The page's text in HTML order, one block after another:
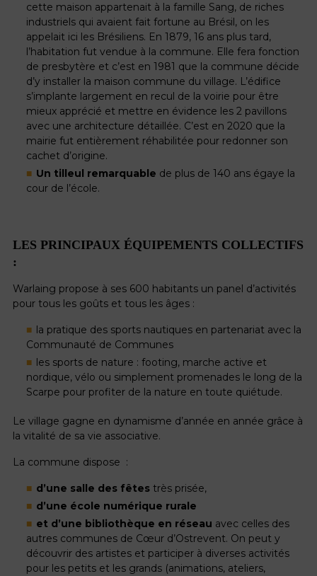
cette maison appartenait à la famille Sang, de riches
industriels qui avaient fait fortune au Brésil, on les
appelait ici les Brésiliens. En 1879, 16 ans plus tard,
l’habitation fut vendue à la commune. Elle fera fonction
de presbytère et c’est en 1981 que la commune décide
d’y installer la maison commune du village. L’édifice
s’implante largement en recul de la voirie pour être
mieux apprécié et mettre en évidence les 2 pavillons
avec une architecture détaillée. C’est en 2020 que la
mairie fut entièrement réhabilitée pour redonner son
cachet d’origine.
Un tilleul remarquable de plus de 140 ans égaye la
cour de l’école.
LES PRINCIPAUX ÉQUIPEMENTS COLLECTIFS
:
Warlaing propose à ses 600 habitants un panel d’activités
pour tous les goûts et tous les âges :
la pratique des sports nautiques en partenariat avec la
Communauté de Communes
les sports de nature : footing, marche active et
nordique, vélo ou simplement promenades le long de la
Scarpe pour profiter de la nature en toute quiétude.
Le village gagne en dynamisme d’année en année grâce à
la vitalité de sa vie associative.
La commune dispose :
d’une salle des fêtes très prisée,
d’une école numérique rurale
et d’une bibliothèque en réseau avec celles des
autres communes de Cœur d’Ostrevent. On peut y
découvrir des artistes et participer à diverses activités
pour les petits et les grands (animations, ateliers,